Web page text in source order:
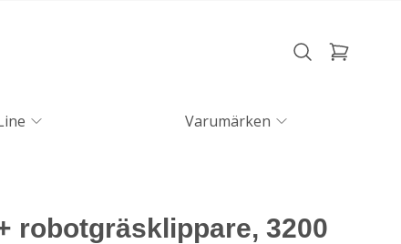
Varumärken
robotgräsklippare, 3200